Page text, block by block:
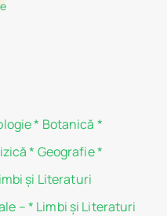
* Botanică *
* Geografie*
și Literaturi
–* Limbi și Literaturi